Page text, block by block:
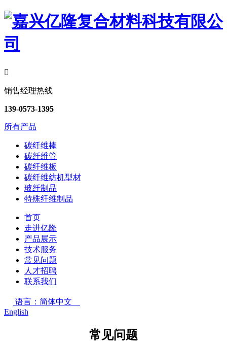

销售经理热线
139-0573-1395
所有产品
碳纤维棒
碳纤维管
碳纤维板
碳纤维纺机型材
玻纤制品
特殊纤维制品
首页
走进亿隆
产品展示
技术服务
常见问题
人才招聘
联系我们
语言：简体中文
English
常见问题